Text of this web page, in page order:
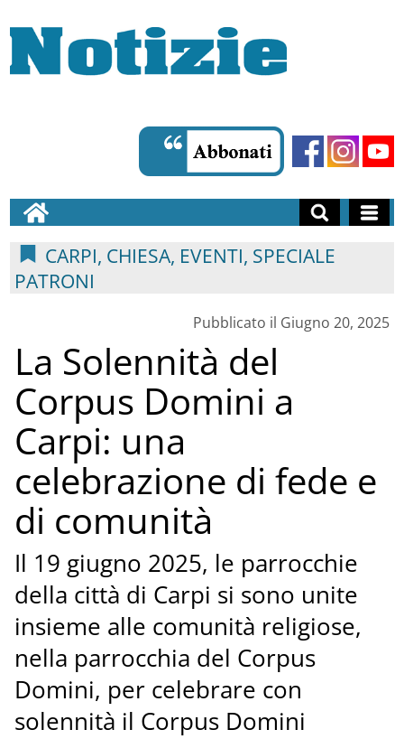
CARPI, CHIESA, EVENTI, SPECIALE
PATRONI
Pubblicato il Giugno 20, 2025
La Solennità del
Corpus Domini a
Carpi: una
celebrazione di fede e
di comunità
Il 19 giugno 2025, le parrocchie
della città di Carpi si sono unite
insieme alle comunità religiose,
nella parrocchia del Corpus
Domini, per celebrare con
solennità il Corpus Domini